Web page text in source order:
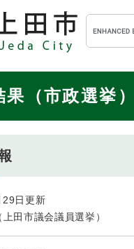
メニューを飛ばして本文へ
キ
ー
ワ
検
（市政選挙）
日更新
田市議会議員選挙）